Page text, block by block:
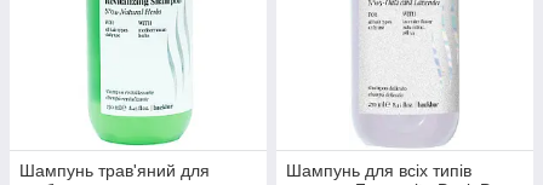
Шампунь трав'яний для
Шампунь для всіх типів